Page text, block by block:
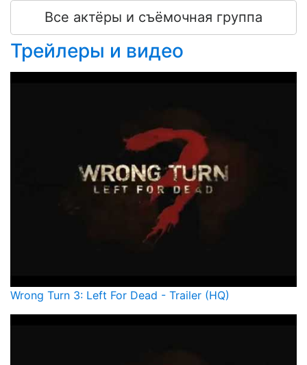
Все актёры и съёмочная группа
Трейлеры и видео
Wrong Turn 3: Left For Dead - Trailer (HQ)